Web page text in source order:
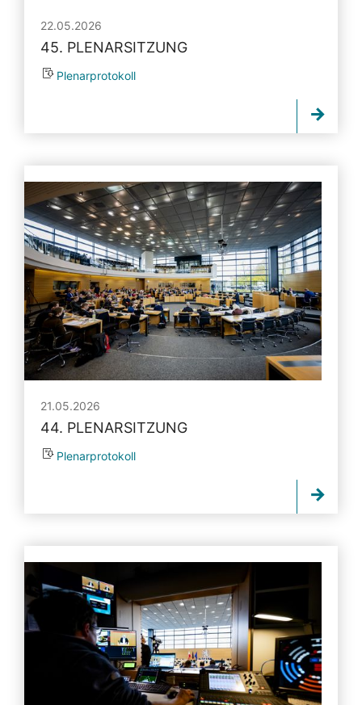
22.05.2026
45. PLENARSITZUNG
Plenarprotokoll
21.05.2026
44. PLENARSITZUNG
Plenarprotokoll